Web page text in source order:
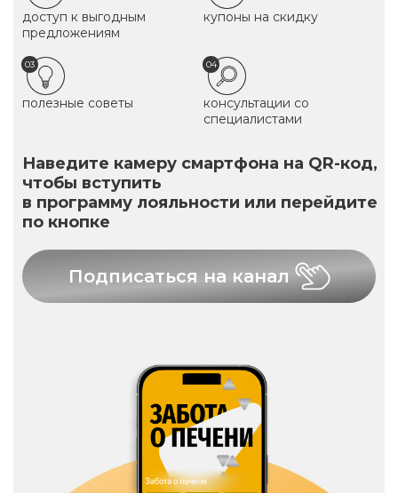
доступ к выгодным
предложениям
купоны на скидку
03
полезные советы
04
консультации со
специалистами
Наведите камеру смартфона на QR-код,
чтобы вступить
в программу лояльности или перейдите
по кнопке
Подписаться на канал